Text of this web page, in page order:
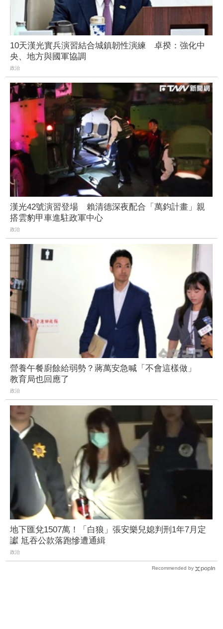
10天漢光實兵演習結合城鎮韌性演練 卓揆：強化中
央、地方與國軍協調
政治
漢光42號演習登場 賴清德深夜配合「萬鈞計畫」親
搭雲豹甲車進駐政軍中心
政治
營養午餐廚餘給弱勢？蔣萬安急喊「不會這樣做」
教育局也回應了
政治
地下匯兌1507萬！「白狼」張安樂兒媳判刑1年7月定
讞 尪吞公款落跑慘遭通緝
政治
Recommended by